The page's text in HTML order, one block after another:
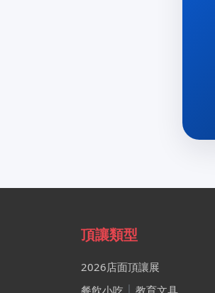
頂讓類型
2026店面頂讓展
餐飲小吃
教育文具